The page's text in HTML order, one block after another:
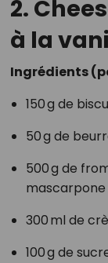
2.
à la
Ingrédients
150 g de
50 g de
500 g de
mascarpone
300 ml de
100 g de